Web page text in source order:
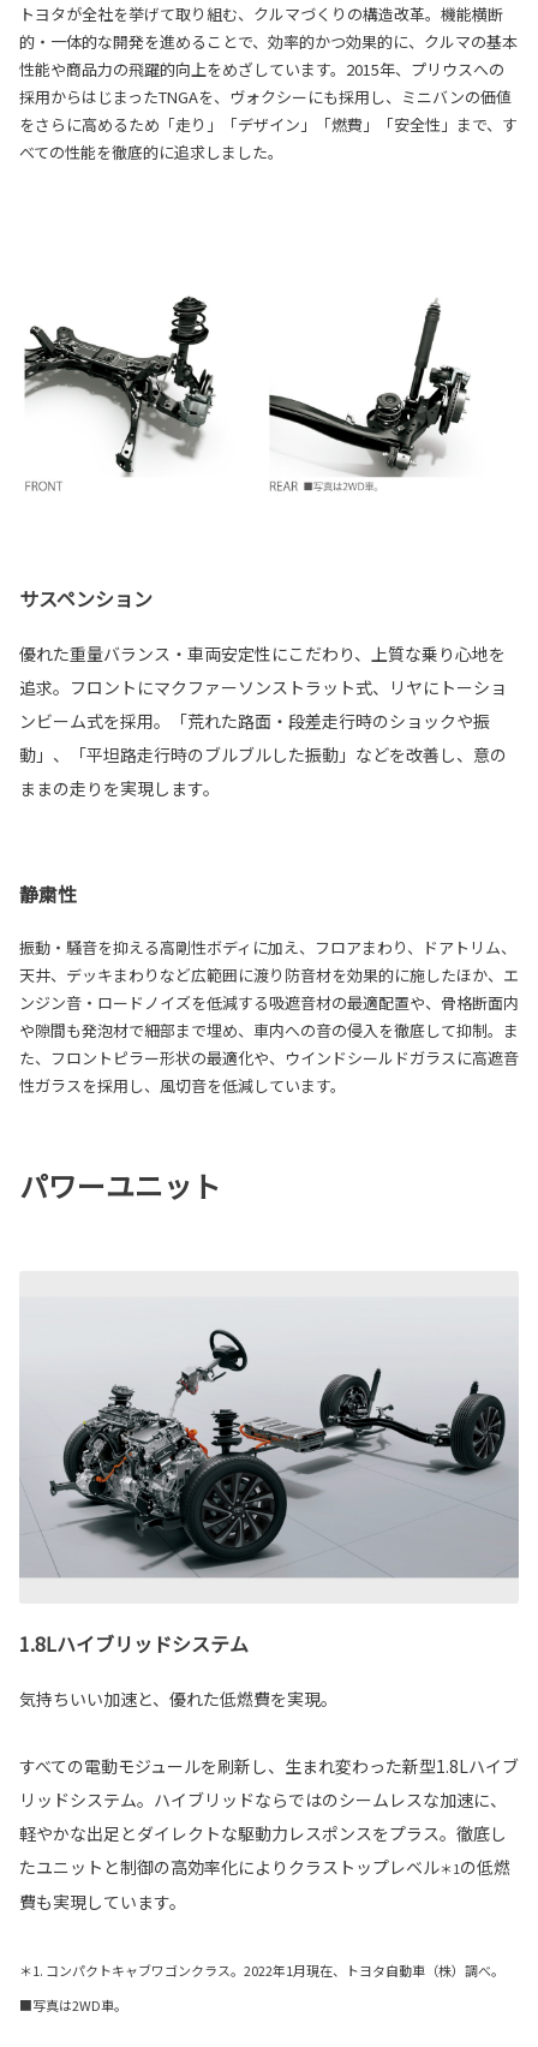
トヨタが全社を挙げて取り組む、クルマづくりの構造改革。機能横断
的・一体的な開発を進めることで、効率的かつ効果的に、クルマの基本
性能や商品力の飛躍的向上をめざしています。2015年、プリウスへの
採用からはじまったTNGAを、ヴォクシーにも採用し、ミニバンの価値
をさらに高めるため「走り」「デザイン」「燃費」「安全性」まで、す
べての性能を徹底的に追求しました。
サスペンション
優れた重量バランス・車両安定性にこだわり、上質な乗り心地を
追求。フロントにマクファーソンストラット式、リヤにトーショ
ンビーム式を採用。「荒れた路面・段差走行時のショックや振
動」、「平坦路走行時のブルブルした振動」などを改善し、意の
ままの走りを実現します。
静粛性
振動・騒音を抑える高剛性ボディに加え、フロアまわり、ドアトリム、
天井、デッキまわりなど広範囲に渡り防音材を効果的に施したほか、エ
ンジン音・ロードノイズを低減する吸遮音材の最適配置や、骨格断面内
や隙間も発泡材で細部まで埋め、車内への音の侵入を徹底して抑制。ま
た、フロントピラー形状の最適化や、ウインドシールドガラスに高遮音
性ガラスを採用し、風切音を低減しています。
パワーユニット
1.8Lハイブリッドシステム
気持ちいい加速と、優れた低燃費を実現。
すべての電動モジュールを刷新し、生まれ変わった新型1.8Lハイブ
リッドシステム。ハイブリッドならではのシームレスな加速に、
軽やかな出足とダイレクトな駆動力レスポンスをプラス。徹底し
たユニットと制御の高効率化によりクラストップレベル＊1の低燃
費も実現しています。
＊1. コンパクトキャブワゴンクラス。2022年1月現在、トヨタ自動車（株）調べ。
■写真は2WD車。